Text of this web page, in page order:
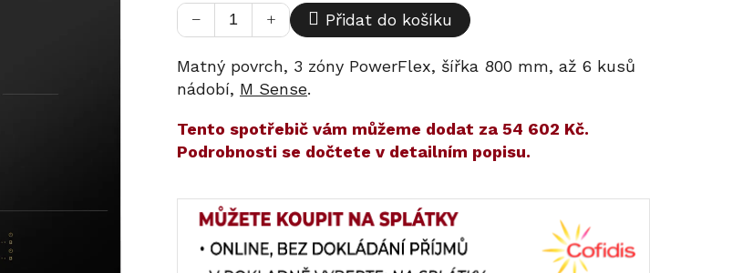
cena:
+
− Přidat do košíku
Matný povrch, 3 zóny PowerFlex, šířka 800 mm, až 6 kusů
nádobí, M Sense.
​​Tento spotřebič vám můžeme dodat za 54 602 Kč.
Podrobnosti se dočtete v detailním popisu.